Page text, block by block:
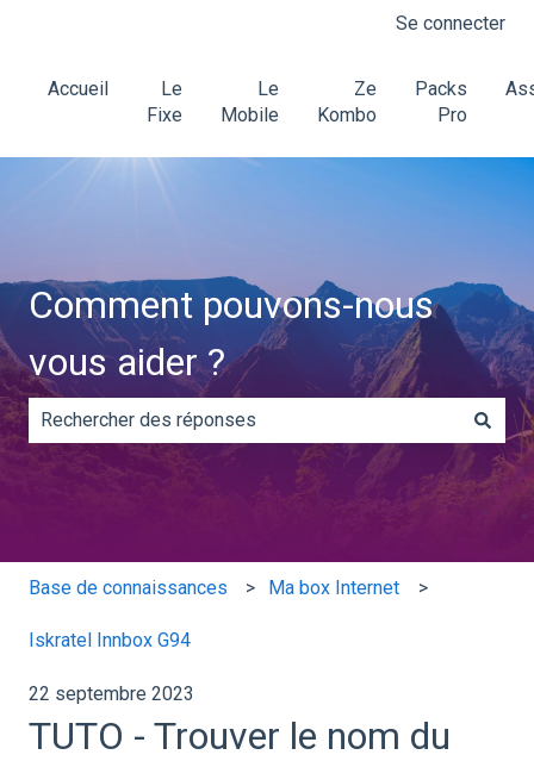
Se connecter
Accueil
Le
Fixe
Le
Mobile
Ze
Kombo
Packs
Pro
Comment pouvons-nous
vous aider ?
Il n'y a aucune suggestion car le champ de recherche
Base de connaissances Ma box Internet
Iskratel Innbox G94
22 septembre 2023
TUTO - Trouver le nom du